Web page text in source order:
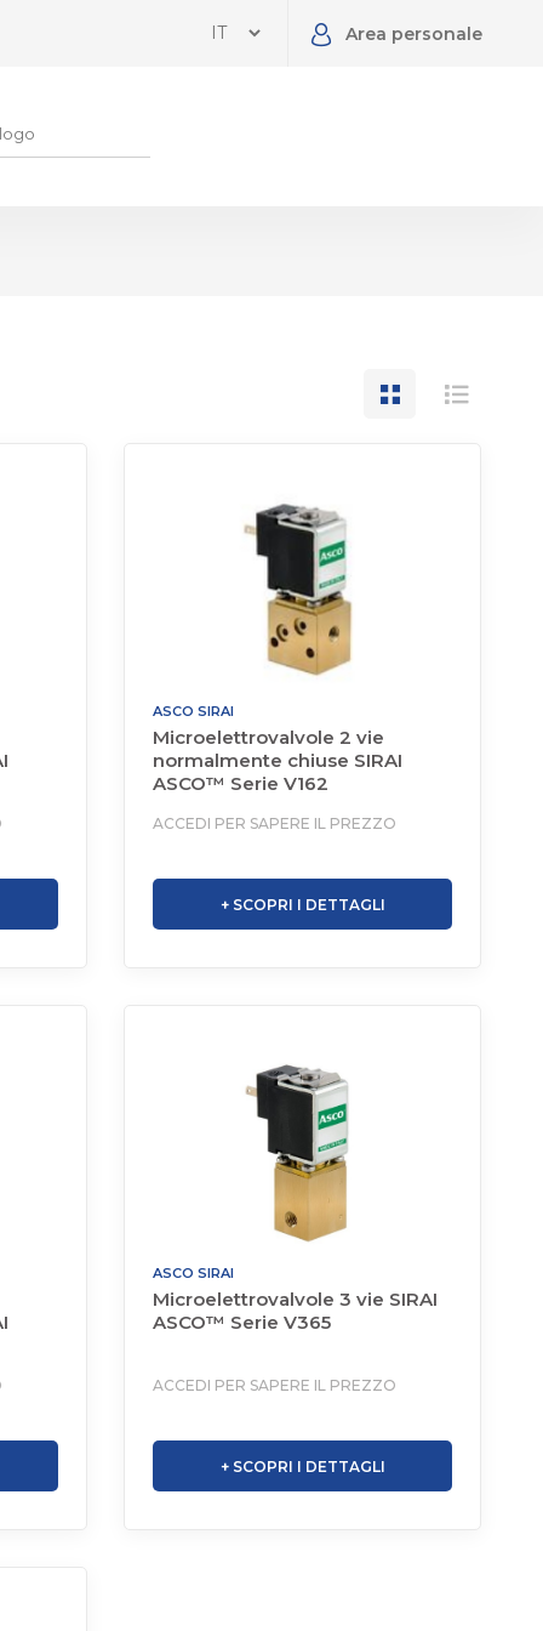
Area personale
ASCO SIRAI
Microelettrovalvole 2 vie
normalmente chiuse SIRAI
ASCO™ Serie V162
ACCEDI PER SAPERE IL PREZZO
+ SCOPRI I DETTAGLI
ASCO SIRAI
Microelettrovalvole 3 vie SIRAI
ASCO™ Serie V365
ACCEDI PER SAPERE IL PREZZO
+ SCOPRI I DETTAGLI